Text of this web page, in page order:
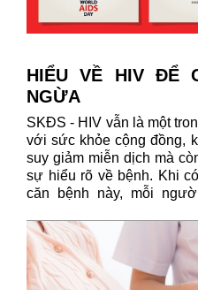
HIỂU VỀ HIV ĐỂ
NGỪA
SKĐS - HIV vẫn là một
với sức khỏe cộng đồng,
suy giảm miễn dịch mà
sự hiểu rõ về bệnh. Khi
căn bệnh này, mỗi